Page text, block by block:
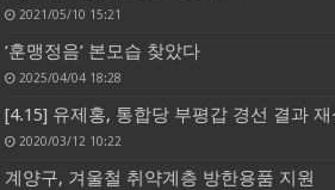
2021/05/10 15:21
‘훈맹정음’ 본모습 찾았다
2025/04/04 18:28
[4.15] 유제홍, 통합당 부평갑 경선 결과
2020/03/12 10:22
계양구, 겨울철 취약계층 방한용품 지원